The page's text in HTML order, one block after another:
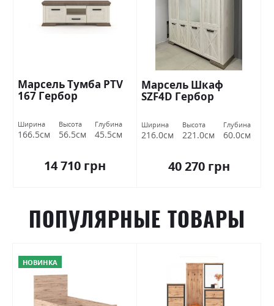
Марсель Тумба РТV
167 Гербор
Ширина
166.5см
Высота
56.5см
Глубина
45.5см
14 710 грн
Марсель Шкаф
SZF4D Гербор
Ширина
216.0см
Высота
221.0см
Глубина
60.0см
40 270 грн
ПОПУЛЯРНЫЕ ТОВАРЫ
НОВИНКА